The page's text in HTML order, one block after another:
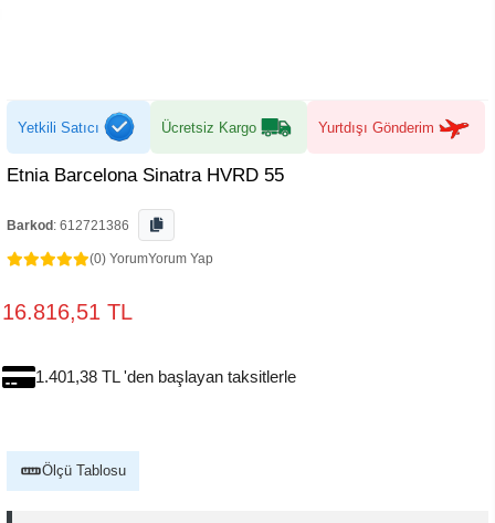
Yetkili Satıcı Ücretsiz Kargo Yurtdışı Gönderim
Etnia Barcelona Sinatra HVRD 55
Barkod : 612721386
(0) YorumYorum Yap
16.816,51 TL
1.401,38 TL 'den başlayan taksitlerle
Ölçü Tablosu